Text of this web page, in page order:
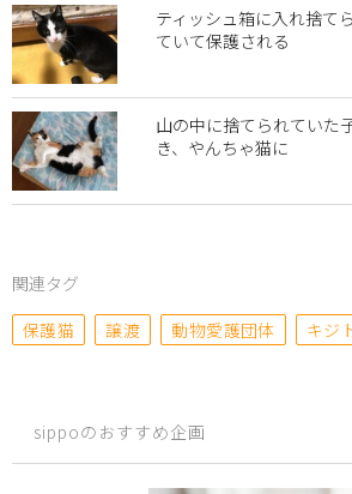
ティッシュ箱に入れ捨
ていて保護される
山の中に捨てられてい
き、やんちゃ猫に
関連タグ
保護猫
譲渡 動物愛護団体 キジ
sippoのおすすめ企画